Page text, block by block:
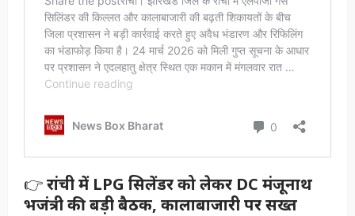
👉रांची में LPG सिलेंडर को लेकर DC मंजूनाथ
भजंत्री की बड़ी बैठक, कालाबाजारी पर सख्त